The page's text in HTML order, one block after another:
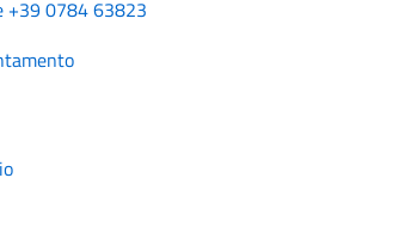
+39 0784 63823